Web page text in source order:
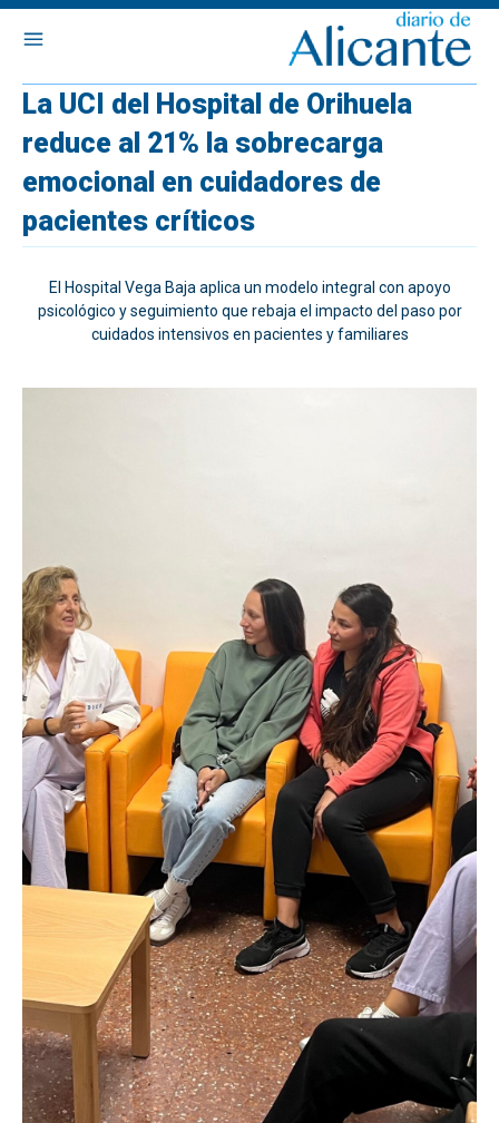
La UCI del Hospital de Orihuela
reduce al 21% la sobrecarga
emocional en cuidadores de
pacientes críticos
El Hospital Vega Baja aplica un modelo integral con apoyo
psicológico y seguimiento que rebaja el impacto del paso por
cuidados intensivos en pacientes y familiares